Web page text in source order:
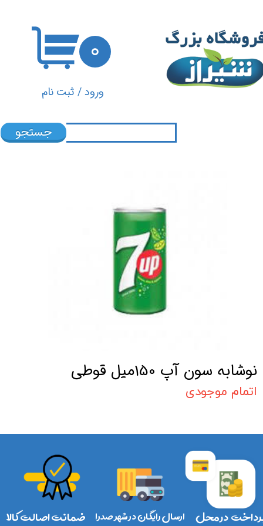
ورود/ ثبت نام
تغییر گذر واژه
سفارشات
۰
جستجو
نوشابه سون آپ 150میل قوطی
اتمام موجودی
ارسال رایگان در شهر صدرا در محل ضمانت اصالت کالا